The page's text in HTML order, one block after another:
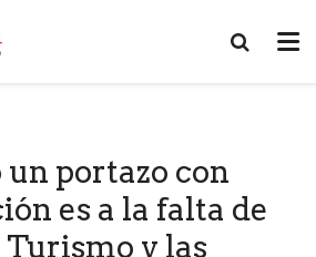
un portazo con
es a la falta de
y las